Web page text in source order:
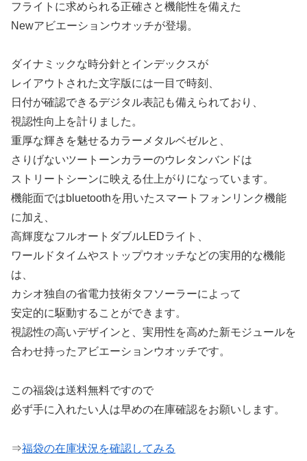
フライトに求められる正確さと機能性を備えた
Newアビエーションウオッチが登場。
ダイナミックな時分針とインデックスが
レイアウトされた文字版には一目で時刻、
日付が確認できるデジタル表記も備えられており、
視認性向上を計りました。
重厚な輝きを魅せるカラーメタルベゼルと、
さりげないツートーンカラーのウレタンバンドは
ストリートシーンに映える仕上がりになっています。
機能面ではbluetoothを用いたスマートフォンリンク機能
に加え、
高輝度なフルオートダブルLEDライト、
ワールドタイムやストップウオッチなどの実用的な機能
は、
カシオ独自の省電力技術タフソーラーによって
安定的に駆動することができます。
視認性の高いデザインと、実用性を高めた新モジュールを
合わせ持ったアビエーションウオッチです。
この福袋は送料無料ですので
必ず手に入れたい人は早めの在庫確認をお願いします。
⇒福袋の在庫状況を確認してみる